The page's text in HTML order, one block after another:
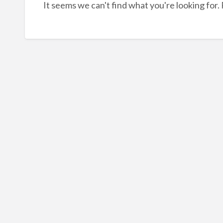
It seems we can't find what you're looking for.